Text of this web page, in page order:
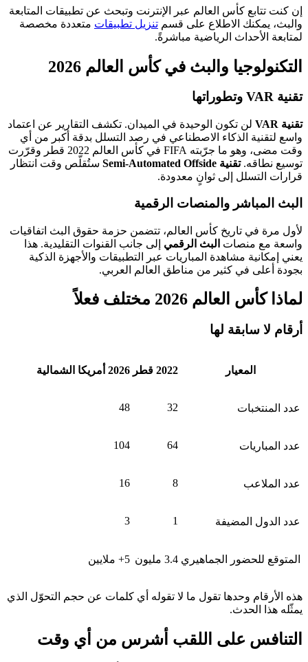
إن كنت تتابع كأس العالم عبر الإنترنت وتبحث عن تطبيقات المتابعة
والبث، يمكنك الاطلاع على قسم تنزيل تطبيقات متعددة مخصصة
لمتابعة الأحداث الرياضية مباشرةً.
التكنولوجيا والبث في كأس العالم 2026
تقنية VAR وتطوراتها
تقنية VAR
لن تكون الوحيدة في الميدان. تكشف التقارير عن اعتماد
واسع لتقنية الذكاء الاصطناعي في رصد التسلل بدقة أكبر من أي
وقت مضى، وهو ما جرّبته FIFA في كأس العالم 2022 قطر وقرّرت
توسيع نطاقه.تقنية Semi-Automated Offside
ستُقلّص وقت انتظار
قرارات التسلل إلى ثوانٍ معدودة.
البث المباشر والمنصات الرقمية
لأول مرة في تاريخ كأس العالم، تتضمن حزمة حقوق البث اتفاقيات
واسعة مع منصات البث الرقمي إلى جانب القنوات التقليدية. هذا
يعني إمكانية مشاهدة المباريات عبر التطبيقات والأجهزة الذكية
بجودة أعلى في كثير من مناطق العالم العربي.
لماذا كأس العالم 2026 مختلف فعلاً
أرقام لا سابقة لها
المعيار 2022 قطر 2026 أمريكا الشمالية
عدد المنتخبات 32
48
عدد المباريات 64
104
عدد الملاعب 8
16
عدد الدول المضيفة 1
3
المتوقع للحضور الجماهيري 3.4 مليون 5+ ملايين
هذه الأرقام وحدها تقول ما لا تقوله أي كلمات عن حجم التحوّل الذي
يمثّله هذا الحدث.
التنافس على اللقب أشرس من أي وقت